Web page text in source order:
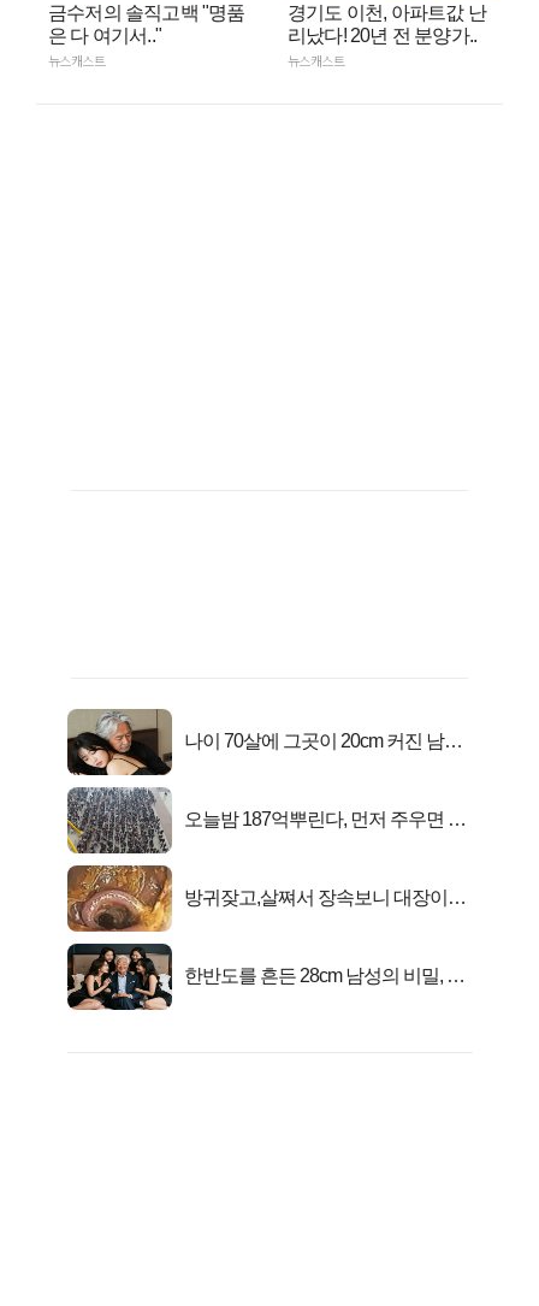
금수저의 솔직고백 "명품
은 다 여기서.."
뉴스캐스트
경기도 이천, 아파트값 난
리났다! 20년 전 분양가..
뉴스캐스트
나이 70살에 그곳이 20cm 커진 남자..
오늘밤 187억뿌린다, 먼저 주우면 최
방귀잦고,살쪄서 장속보니 대장이아
한반도를 흔든 28cm 남성의 비밀, 매